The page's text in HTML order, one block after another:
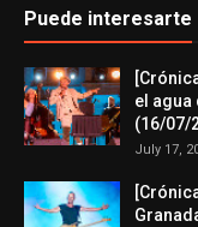
Puede interesarte
el agua
(16/07/
July 17,